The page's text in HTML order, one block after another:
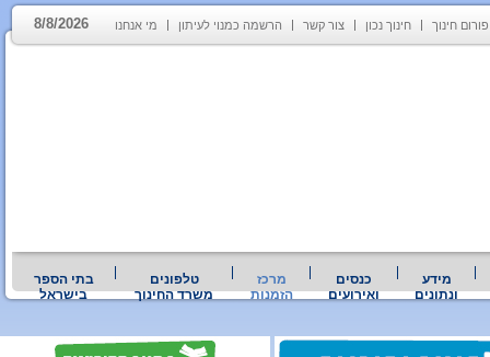
פורום חינוך חינוך נכון צור קשר הרשמה כמנוי לעיתון מי אנחנו 8/8/2026
מידע
ונתונים
כנסים
ואירועים
מרכז
הזמנות
טלפונים
משרד החינוך
בתי הספר
בישראל